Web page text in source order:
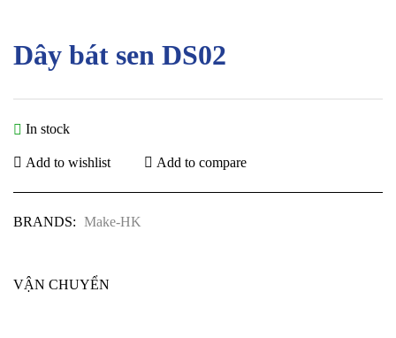
Dây bát sen DS02
In stock
Add to wishlist Add to compare
BRANDS: Make-HK
VẬN CHUYỂN